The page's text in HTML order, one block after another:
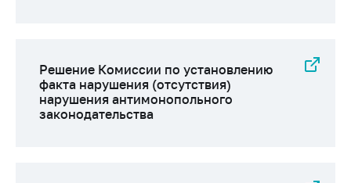
Решение Комиссии по установлению
факта нарушения (отсутствия)
нарушения антимонопольного
законодательства